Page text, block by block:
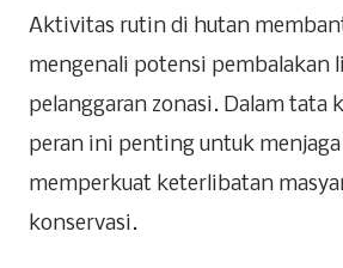
Aktivitas rutin di hutan
mengenali potensi pembalakan
pelanggaran zonasi. Dalam tata
peran ini penting untuk
memperkuat keterlibatan
konservasi.